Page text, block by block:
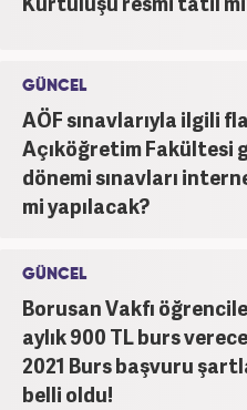
GÜNCEL
AÖF sınavlarıyla ilgili
Açıköğretim Fakültesi
dönemi sınavları
mi yapılacak?
GÜNCEL
Borusan Vakfı
aylık 900 TL burs
2021 Burs başvuru
belli oldu!